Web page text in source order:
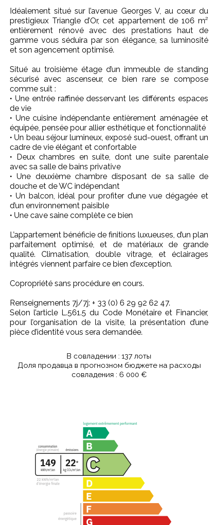
Idéalement situé sur l’avenue Georges V, au cœur du
prestigieux Triangle d’Or, cet appartement de 106 m²
entièrement rénové avec des prestations haut de
gamme vous séduira par son élégance, sa luminosité
et son agencement optimisé.
Situé au troisième étage d’un immeuble de standing
sécurisé avec ascenseur, ce bien rare se compose
comme suit :
• Une entrée raffinée desservant les différents espaces
de vie
• Une cuisine indépendante entièrement aménagée et
équipée, pensée pour allier esthétique et fonctionnalité
• Un beau séjour lumineux, exposé sud-ouest, offrant un
cadre de vie élégant et confortable
• Deux chambres en suite, dont une suite parentale
avec sa salle de bains privative
• Une deuxième chambre disposant de sa salle de
douche et de WC indépendant
• Un balcon, idéal pour profiter d’une vue dégagée et
d’un environnement paisible
• Une cave saine complète ce bien
L’appartement bénéficie de finitions luxueuses, d’un plan
parfaitement optimisé, et de matériaux de grande
qualité. Climatisation, double vitrage, et éclairages
intégrés viennent parfaire ce bien d’exception.
Copropriété sans procédure en cours.
Renseignements 7j/7j: + 33 (0) 6 29 92 62 47.
Selon l’article L.561.5 du Code Monétaire et Financier,
pour l’organisation de la visite, la présentation d’une
pièce d’identité vous sera demandée.
В совладении : 137 лоты
Доля продавца в прогнозном бюджете на расходы
совладения : 6 000 €